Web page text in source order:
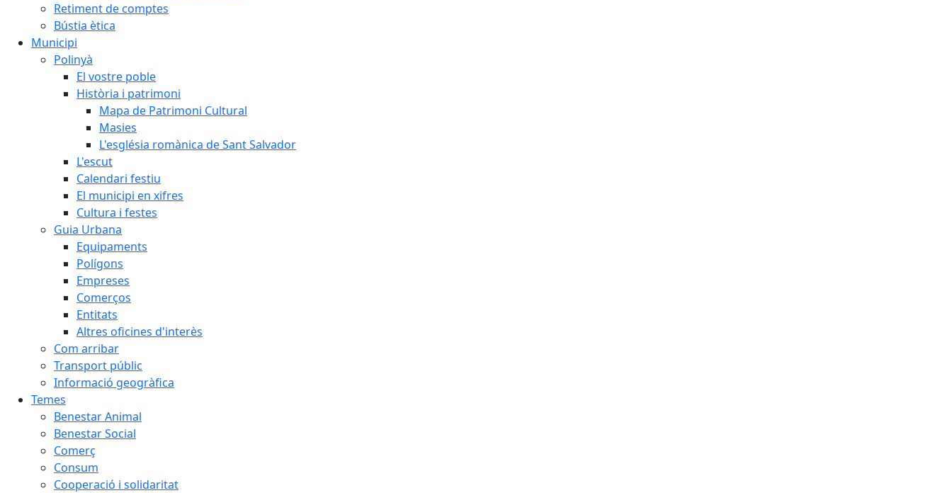
Retiment de comptes
Bústia ètica
Municipi
Polinyà
El vostre poble
Història i patrimoni
Mapa de Patrimoni Cultural
Masies
L'església romànica de Sant Salvador
L'escut
Calendari festiu
El municipi en xifres
Cultura i festes
Guia Urbana
Equipaments
Polígons
Empreses
Comerços
Entitats
Altres oficines d'interès
Com arribar
Transport públic
Informació geogràfica
Temes
Benestar Animal
Benestar Social
Comerç
Consum
Cooperació i solidaritat